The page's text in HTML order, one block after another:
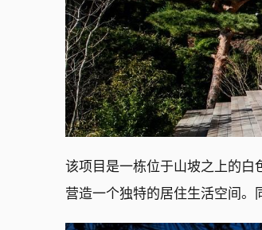
该项目是一栋位于山坡之上的白
营造一个独特的居住生活空间。